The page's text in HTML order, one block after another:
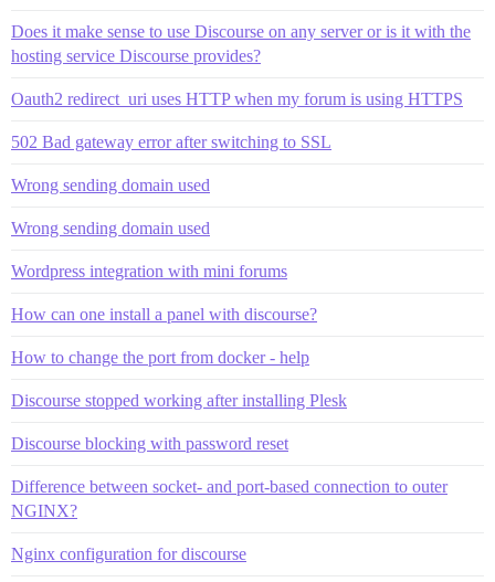
Does it make sense to use Discourse on any server or is it with the
hosting service Discourse provides?
Oauth2 redirect_uri uses HTTP when my forum is using HTTPS
502 Bad gateway error after switching to SSL
Wrong sending domain used
Wrong sending domain used
Wordpress integration with mini forums
How can one install a panel with discourse?
How to change the port from docker - help
Discourse stopped working after installing Plesk
Discourse blocking with password reset
Difference between socket- and port-based connection to outer
NGINX?
Nginx configuration for discourse